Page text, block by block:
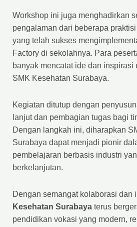
Workshop ini juga menghadirkan
pengalaman dari beberapa
yang telah sukses
Factory di sekolahnya. Para
banyak mencatat ide dan inspirasi
SMK Kesehatan Surabaya.
Kegiatan ditutup dengan
lanjut dan pembagian tugas bagi
Dengan langkah ini, diharapkan
Surabaya dapat menjadi pionir
pembelajaran berbasis industri
berkelanjutan.
Dengan semangat kolaborasi dan
Kesehatan Surabaya terus
pendidikan vokasi yang modern,